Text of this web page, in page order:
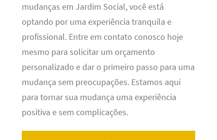
mudanças em Jardim Social, você está
optando por uma experiência tranquila e
profissional. Entre em contato conosco hoje
mesmo para solicitar um orçamento
personalizado e dar o primeiro passo para uma
mudança sem preocupações. Estamos aqui
para tornar sua mudança uma experiência
positiva e sem complicações.